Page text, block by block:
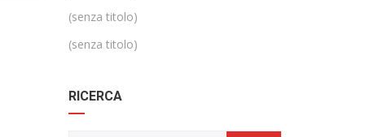
(senza titolo)
(senza titolo)
RICERCA